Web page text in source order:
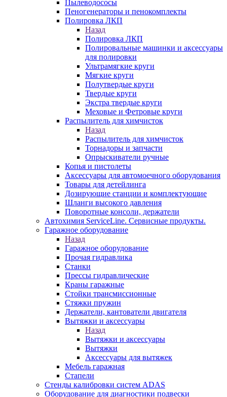
Пылеводососы
Пеногенераторы и пенокомплекты
Полировка ЛКП
Назад
Полировка ЛКП
Полировальные машинки и аксессуары
для полировки
Ультрамягкие круги
Мягкие круги
Полутвердые круги
Твердые круги
Экстра твердые круги
Меховые и Фетровые круги
Распылитель для химчисток
Назад
Распылитель для химчисток
Торнадоры и запчасти
Опрыскиватели ручные
Копья и пистолеты
Аксессуары для автомоечного оборудования
Товары для детейлинга
Дозирующие станции и комплектующие
Шланги высокого давления
Поворотные консоли, держатели
Автохимия ServiceLine. Сервисные продукты.
Гаражное оборудование
Назад
Гаражное оборудование
Прочая гидравлика
Станки
Прессы гидравлические
Краны гаражные
Стойки трансмиссионные
Стяжки пружин
Держатели, кантователи двигателя
Вытяжки и аксессуары
Назад
Вытяжки и аксессуары
Вытяжки
Аксессуары для вытяжек
Мебель гаражная
Стапели
Стенды калибровки систем ADAS
Оборудование для диагностики подвески